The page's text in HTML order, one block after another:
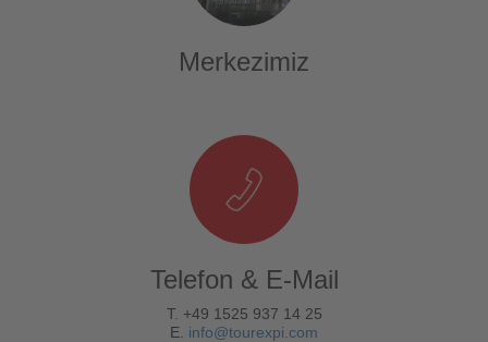
Merkezimiz
Telefon & E-Mail
T. +49 1525 937 14 25
E. info@tourexpi.com